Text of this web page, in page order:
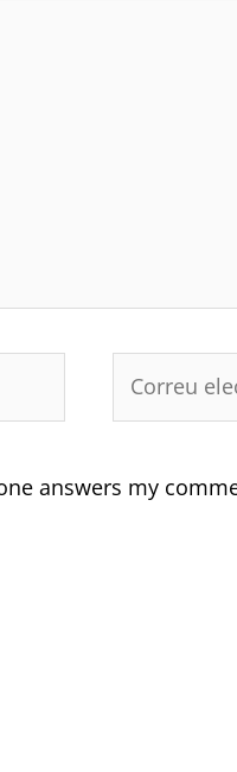
electrònic*
answers my